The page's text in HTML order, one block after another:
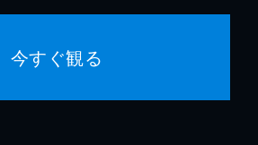
今すぐ観る